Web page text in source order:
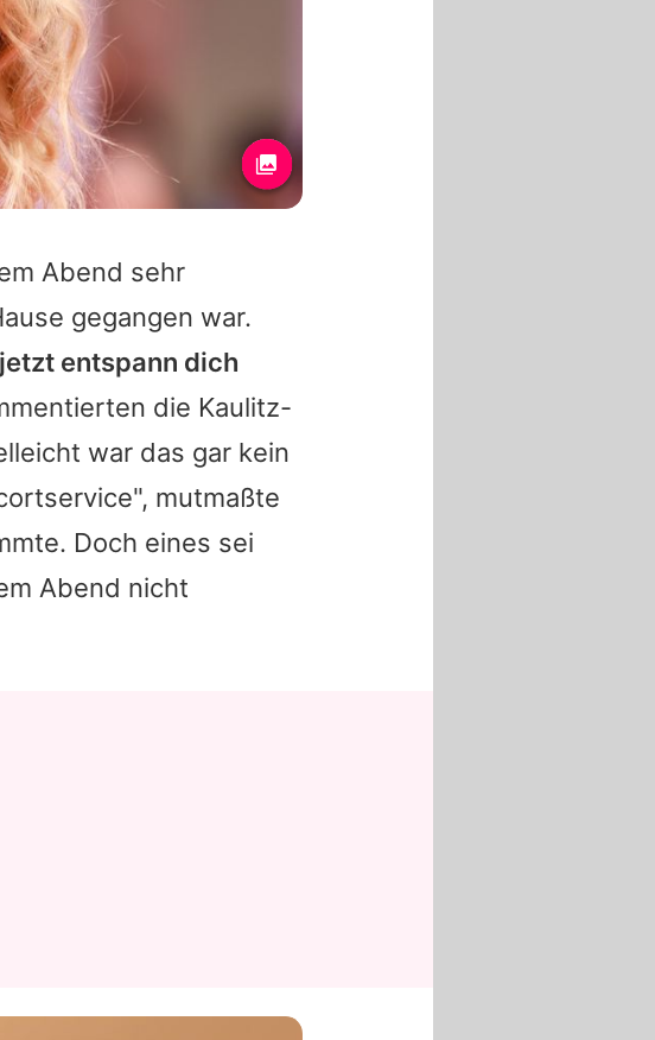
Abend sehr
gegangen war.
entspann dich
die Kaulitz-
war das gar kein
mutmaßte
Doch eines sei
Abend nicht